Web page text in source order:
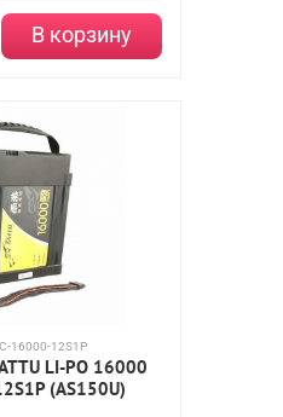
В корзину
16000-12S1P
LI-PO 16000
(AS150U)